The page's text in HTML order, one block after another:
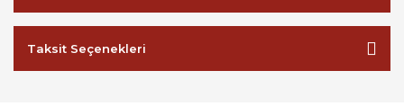
Taksit Seçenekleri